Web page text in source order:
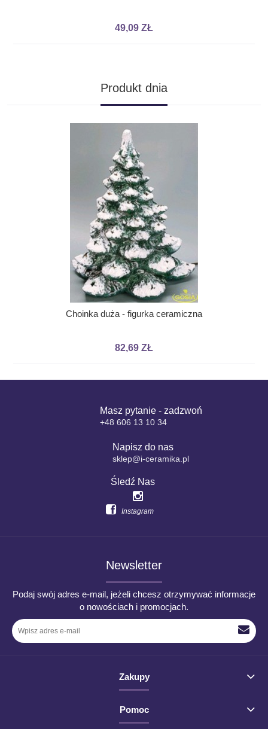
49,09 ZŁ
Produkt dnia
Choinka duża - figurka ceramiczna
82,69 ZŁ
Masz pytanie - zadzwoń
+48 606 13 10 34
Napisz do nas
sklep@i-ceramika.pl
Śledź Nas
Instagram
Newsletter
Podaj swój adres e-mail, jeżeli chcesz otrzymywać informacje
o nowościach i promocjach.
Zakupy
Pomoc